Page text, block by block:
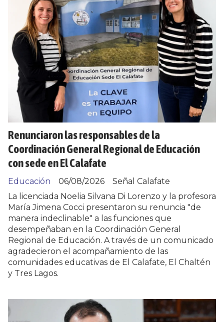
Renunciaron las responsables de la
Coordinación General Regional de Educación
con sede en El Calafate
Señal Calafate
Educación
06/08/2026
La licenciada Noelia Silvana Di Lorenzo y la profesora
María Jimena Cocci presentaron su renuncia "de
manera indeclinable" a las funciones que
desempeñaban en la Coordinación General
Regional de Educación. A través de un comunicado
agradecieron el acompañamiento de las
comunidades educativas de El Calafate, El Chaltén
y Tres Lagos.